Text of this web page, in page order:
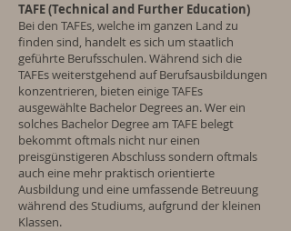
TAFE (Technical and Further Education)
Bei den TAFEs, welche im ganzen Land zu
finden sind, handelt es sich um staatlich
geführte Berufsschulen. Während sich die
TAFEs weiterstgehend auf Berufsausbildungen
konzentrieren, bieten einige TAFEs
ausgewählte Bachelor Degrees an. Wer ein
solches Bachelor Degree am TAFE belegt
bekommt oftmals nicht nur einen
preisgünstigeren Abschluss sondern oftmals
auch eine mehr praktisch orientierte
Ausbildung und eine umfassende Betreuung
während des Studiums, aufgrund der kleinen
Klassen.